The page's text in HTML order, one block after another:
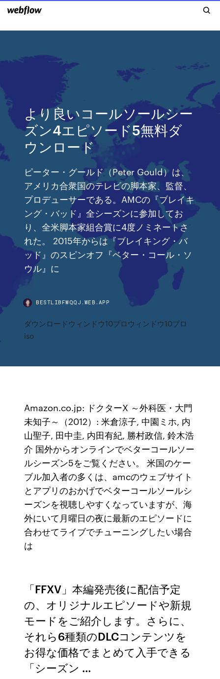
より良いコールソールシー
ズン4エピソード5無料ダ
ウンロード
ピーター・グールド（Peter Gould）は、
アメリカ合衆国のテレビの脚本家、監督、
プロデューサーである。AMCの『ブレイキ
ング・バッド』全シーズンに参加してお
り、全米脚本家組合賞に4度ノミネートさ
れた。 2015年からは『ブレイキング・バ
ッド』のスピンオフ『ベター・コール・ソ
ウル』に
BESTLIBFWQQJ.WEB.APP
ダウンロードウィンドウ10プロウィンドウ10プロ
iso
Amazon.co.jp: ドクターX ～外科医・大門
未知子～（2012）: 米倉涼子, 中園ミホ, 内
山聖子, 田中圭, 内田有紀, 勝村政信, 鈴木浩
介 国外からオンラインでベターコールソー
ルシーズン5をご覧ください。 米国のケー
ブル加入者の多くは、amcのウェブサイト
とアプリのおかげでベターコールソールシ
ーズンを視聴しやすくなっていますが、海
外にいて月曜日の夜に最新のエピソードに
合わせてライブでチューニングしたい場合
は
「FFXV」本編発売後に配信予定
の、オリジナルエピソードや新規
モードをご紹介します。さらに、
それら6種類のDLCコンテンツを
お得な価格でまとめて入手できる
「シーズン …